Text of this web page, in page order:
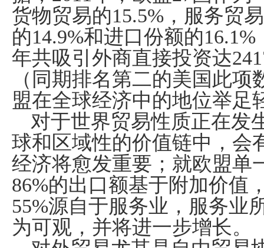
货物贸易的15.5% ，服务贸
的14.9%和进口份额的16.1%
年共吸引外商直接投资达
（同期排名第二的美国此项
盟在全球经济中的地位举足
对于世界贸易性质正在发
球和区域性的价值链中，会
经济将愈发重要；就欧盟单
86%的出口额基于附加价值
55%源自于服务业，服务业
为可观，并将进一步增长。